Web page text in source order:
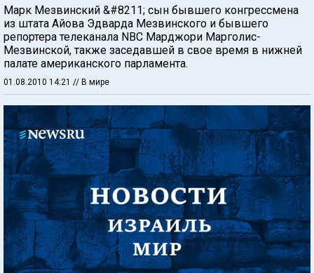
Марк Мезвинский &#8211; сын бывшего конгрессмена
из штата Айова Эдварда Мезвинского и бывшего
репортера телеканала NBC Марджори Марголис-
Мезвинской, также заседавшей в свое время в нижней
палате американского парламента.
01.08.2010 14:21 // В мире